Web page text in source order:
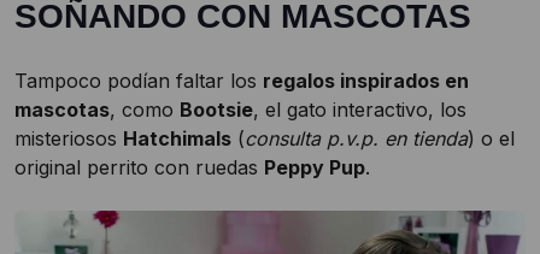
SOÑANDO CON MASCOTAS
Tampoco podían faltar los regalos inspirados en
mascotas, como Bootsie, el gato interactivo, los
misteriosos Hatchimals (consulta p.v.p. en tienda) o el
original perrito con ruedas Peppy Pup.